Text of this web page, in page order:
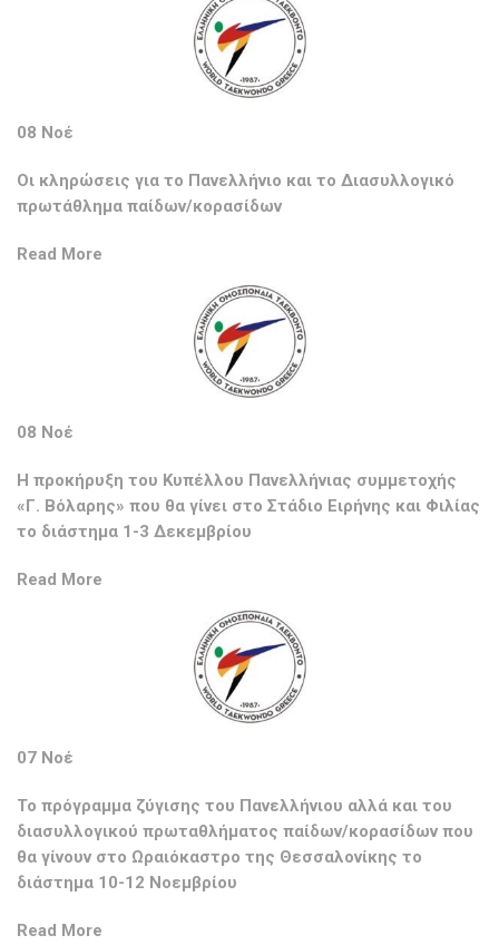
08 Νοέ
Οι κληρώσεις για το Πανελλήνιο και το Διασυλλογικό
πρωτάθλημα παίδων/κορασίδων
Read More
08 Νοέ
Η προκήρυξη του Κυπέλλου Πανελλήνιας συμμετοχής
«Γ. Βόλαρης» που θα γίνει στο Στάδιο Ειρήνης και Φιλίας
το διάστημα 1-3 Δεκεμβρίου
Read More
07 Νοέ
Το πρόγραμμα ζύγισης του Πανελλήνιου αλλά και του
διασυλλογικού πρωταθλήματος παίδων/κορασίδων που
θα γίνουν στο Ωραιόκαστρο της Θεσσαλονίκης το
διάστημα 10-12 Νοεμβρίου
Read More